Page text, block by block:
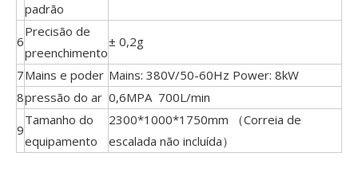
padrão
6
Precisão de
preenchimento
± 0,2g
7Mains e poder Mains: 380V/50-60Hz Power: 8kW
8pressão do ar 0,6MPA 700L/min
9
Tamanho do
equipamento
2300*1000*1750mm （Correia de
escalada não incluída）